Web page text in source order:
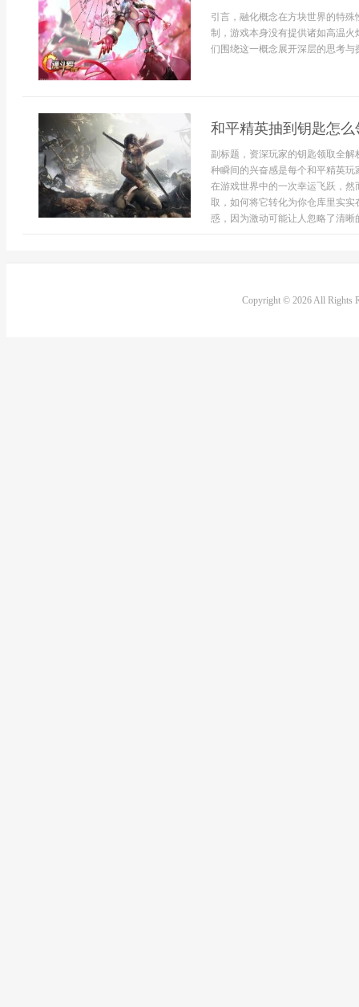
引言，融化概念在方块世界的特
制，游戏本身没有提供诸如高温
们围绕这一概念展开深层的思考
和平精英抽到钥匙怎
副标题，资深玩家的钥匙领取全
种瞬间的兴奋感是每个和平精英
在游戏世界中的一次幸运飞跃，
取，如何将它转化为你仓库里实
惑，因为激动可能让人忽略了清晰
Copyright © 2026 All Rights